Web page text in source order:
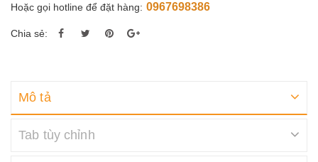
Hoặc gọi hotline để đặt hàng: 0967698386
Chia sẻ:
Mô tả
Tab tùy chỉnh